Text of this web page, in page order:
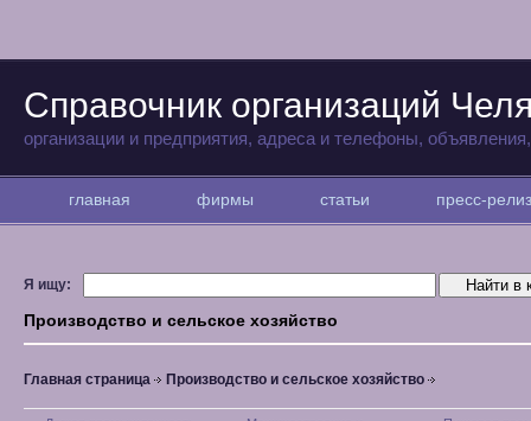
Справочник организаций
организации и предприятия, адреса и телефоны,
главная фирмы статьи пресс-
Я ищу:
Производство и сельское хозяйство
Главная страница Производство и сельское хозяйство